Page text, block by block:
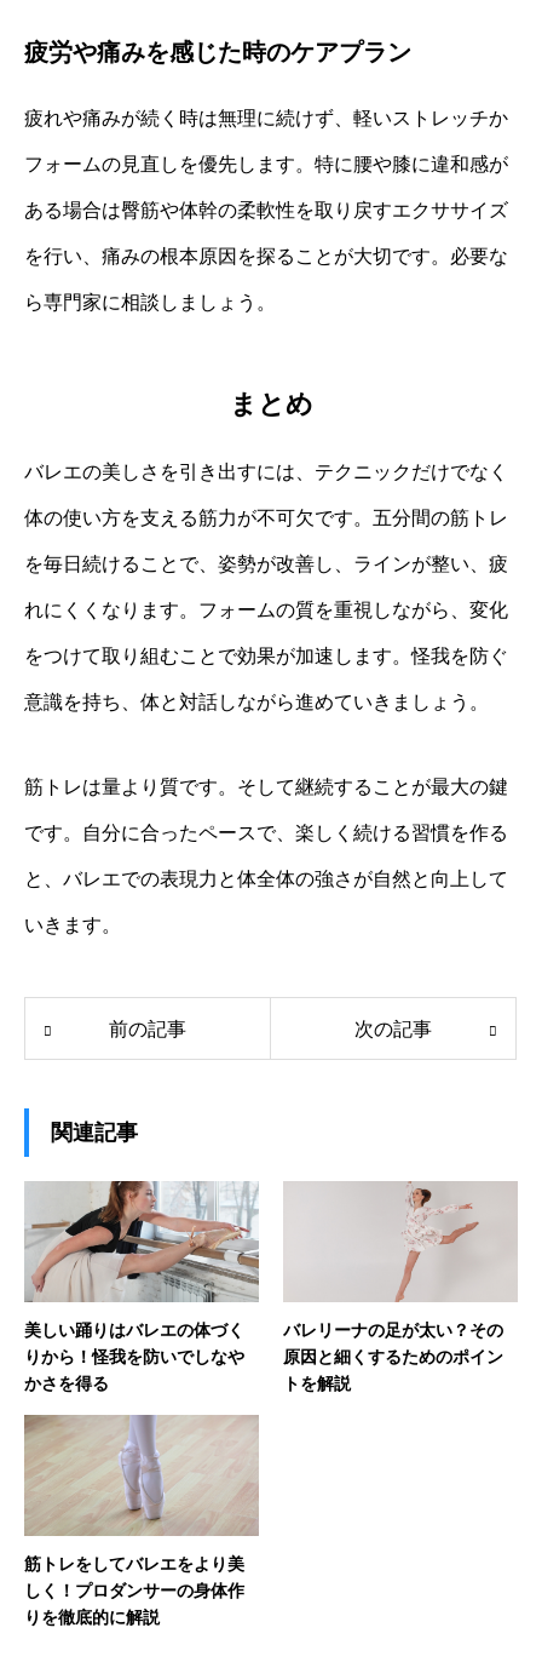
疲労や痛みを感じた時のケアプラン
疲れや痛みが続く時は無理に続けず、軽いストレッチか
フォームの見直しを優先します。特に腰や膝に違和感が
ある場合は臀筋や体幹の柔軟性を取り戻すエクササイズ
を行い、痛みの根本原因を探ることが大切です。必要な
ら専門家に相談しましょう。
まとめ
バレエの美しさを引き出すには、テクニックだけでなく
体の使い方を支える筋力が不可欠です。五分間の筋トレ
を毎日続けることで、姿勢が改善し、ラインが整い、疲
れにくくなります。フォームの質を重視しながら、変化
をつけて取り組むことで効果が加速します。怪我を防ぐ
意識を持ち、体と対話しながら進めていきましょう。
筋トレは量より質です。そして継続することが最大の鍵
です。自分に合ったペースで、楽しく続ける習慣を作る
と、バレエでの表現力と体全体の強さが自然と向上して
いきます。
前の記事 次の記事
関連記事
美しい踊りはバレエの体づく
りから！怪我を防いでしなや
かさを得る
バレリーナの足が太い？その
原因と細くするためのポイン
トを解説
筋トレをしてバレエをより美
しく！プロダンサーの身体作
りを徹底的に解説